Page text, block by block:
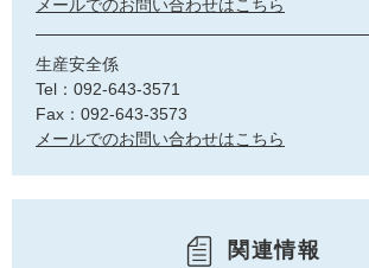
メールでのお問い合わせはこちら
生産安全係
Tel：092-643-3571
Fax：092-643-3573
メールでのお問い合わせはこちら
関連情報